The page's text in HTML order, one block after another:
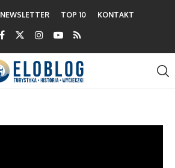
NEWSLETTER TOP 10 KONTAKT